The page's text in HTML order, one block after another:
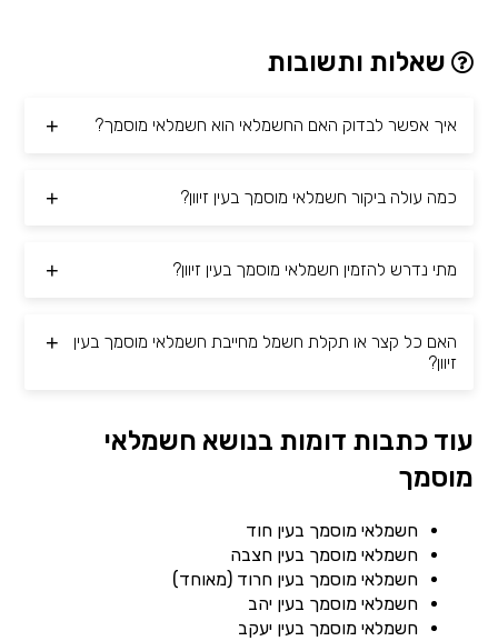
שאלות ותשובות
איך אפשר לבדוק האם החשמלאי הוא חשמלאי מוסמך?
כמה עולה ביקור חשמלאי מוסמך בעין זיוון?
מתי נדרש להזמין חשמלאי מוסמך בעין זיוון?
האם כל קצר או תקלת חשמל מחייבת חשמלאי מוסמך בעין
זיוון?
עוד כתבות דומות בנושא חשמלאי
מוסמך
חשמלאי מוסמך בעין חוד
חשמלאי מוסמך בעין חצבה
חשמלאי מוסמך בעין חרוד (מאוחד)
חשמלאי מוסמך בעין יהב
חשמלאי מוסמך בעין יעקב